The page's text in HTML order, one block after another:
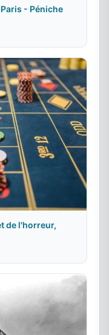
- Péniche
de l'horreur,